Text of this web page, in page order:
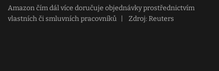
Amazon čím dál více doručuje objednávky prostřednictvím
vlastních či smluvních pracovníků
Zdroj: Reuters